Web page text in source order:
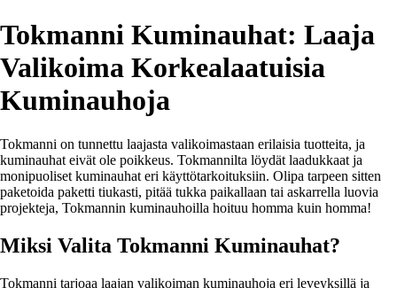
Tokmanni Kuminauhat: Laaja
Valikoima Korkealaatuisia
Kuminauhoja
Tokmanni on tunnettu laajasta valikoimastaan erilaisia tuotteita, ja
kuminauhat eivät ole poikkeus. Tokmannilta löydät laadukkaat ja
monipuoliset kuminauhat eri käyttötarkoituksiin. Olipa tarpeen sitten
paketoida paketti tiukasti, pitää tukka paikallaan tai askarrella luovia
projekteja, Tokmannin kuminauhoilla hoituu homma kuin homma!
Miksi Valita Tokmanni Kuminauhat?
Tokmanni tarjoaa laajan valikoiman kuminauhoja eri leveyksillä ja